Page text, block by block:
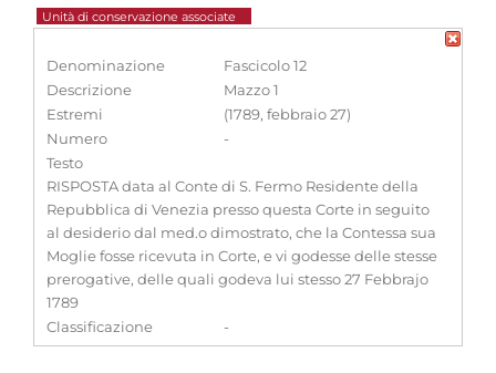
Unità di conservazione associate
Denominazione
Fascicolo 12
Descrizione
Mazzo 1
Estremi
(1789, febbraio 27)
Numero
-
Testo
RISPOSTA data al Conte di S. Fermo Residente della
Repubblica di Venezia presso questa Corte in seguito
al desiderio dal med.o dimostrato, che la Contessa sua
Moglie fosse ricevuta in Corte, e vi godesse delle stesse
prerogative, delle quali godeva lui stesso 27 Febbrajo
1789
Classificazione
-